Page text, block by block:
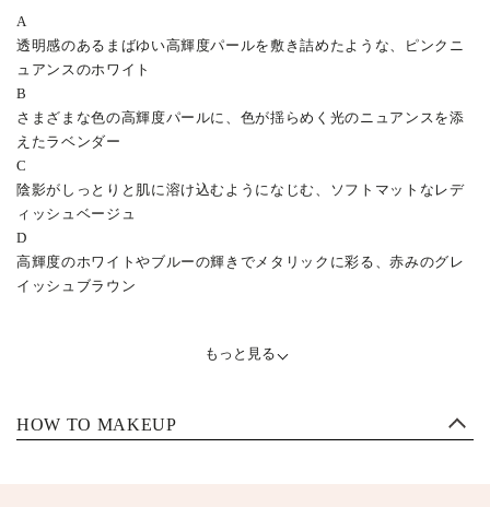
A
透明感のあるまばゆい高輝度パールを敷き詰めたような、ピンクニ
ュアンスのホワイト
B
さまざまな色の高輝度パールに、色が揺らめく光のニュアンスを添
えたラベンダー
C
陰影がしっとりと肌に溶け込むようになじむ、ソフトマットなレデ
ィッシュベージュ
D
高輝度のホワイトやブルーの輝きでメタリックに彩る、赤みのグレ
イッシュブラウン
もっと見る
HOW TO MAKEUP